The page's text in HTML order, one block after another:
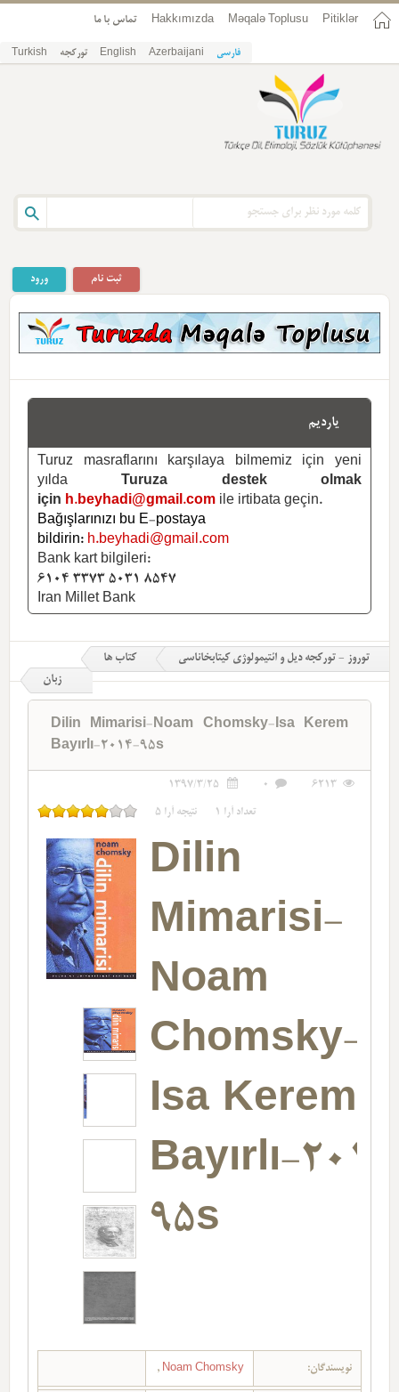
Pitiklər
Məqalə Toplusu
Hakkımızda تماس با ما
فارسی Azerbaijani
English تورکجه Turkish
ورود ثبت نام
یاردیم
Turuz masraflarını karşılaya bilmemiz için yeni
yılda
Turuza destek olmak
için h.beyhadi@gmail.com ile irtibata geçin.
Bağışlarınızı bu E-postaya
bildirin: h.beyhadi@gmail.com
Bank kart bilgileri:
6104 3373 5031 8547
Iran Millet Bank
توروز - تورکجه دیل و ائتیمولوژی کیتابخاناسی
کتاب ها
زبان
Dilin Mimarisi-Noam Chomsky-Isa Kerem
Bayırlı-2014-95s
6213
0
1397/3/25
تعداد آرا 1 نتیجه آرا 5
Dilin
Mimarisi-
Noam
Chomsky-
Isa Kerem
Bayırlı-
95s
نویسندگان: Noam Chomsky
,